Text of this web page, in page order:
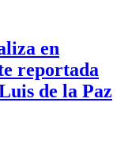
en
reportada
de la Paz